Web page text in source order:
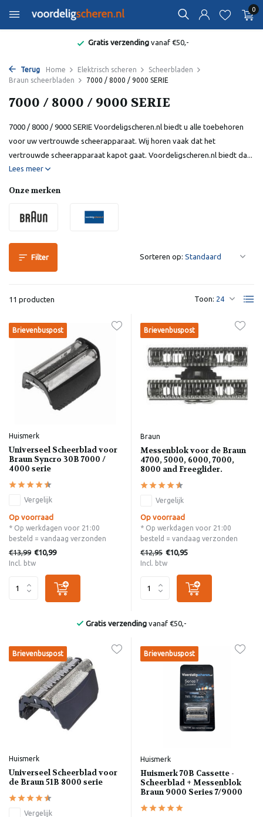
0
Bekend van de Radio
Terug Home Elektrisch scheren
Scheerbladen
Braun scheerbladen
7000 / 8000 / 9000 SERIE
7000 / 8000 / 9000 SERIE
7000 / 8000 / 9000 SERIE Voordeligscheren.nl biedt u alle toebehoren
voor uw vertrouwde scheerapparaat. Wij horen vaak dat het
vertrouwde scheerapparaat kapot gaat. Voordeligscheren.nl biedt da...
Lees meer
Onze merken
Filter
11 producten Toon:
Sorteren op:
Brievenbuspost
Huismerk
Universeel Scheerblad voor
Braun Syncro 30B 7000 /
4000 serie
Vergelijk
Op voorraad
* Op werkdagen voor 21:00
besteld = vandaag verzonden
€13,99 €10,99
Incl. btw
Brievenbuspost
Braun
Messenblok voor de Braun
4700, 5000, 6000, 7000,
8000 and Freeglider.
Vergelijk
Op voorraad
* Op werkdagen voor 21:00
besteld = vandaag verzonden
€12,95 €10,95
Incl. btw
Bekend van de Radio
Brievenbuspost
Huismerk
Universeel Scheerblad voor
de Braun 51B 8000 serie
Vergelijk
Brievenbuspost
Huismerk
Huismerk 70B Cassette -
Scheerblad + Messenblok
Braun 9000 Series 7/9000